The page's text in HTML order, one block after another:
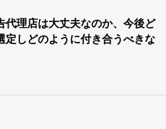
代理店は大丈夫なのか、今後ど
定しどのように付き合うべきな